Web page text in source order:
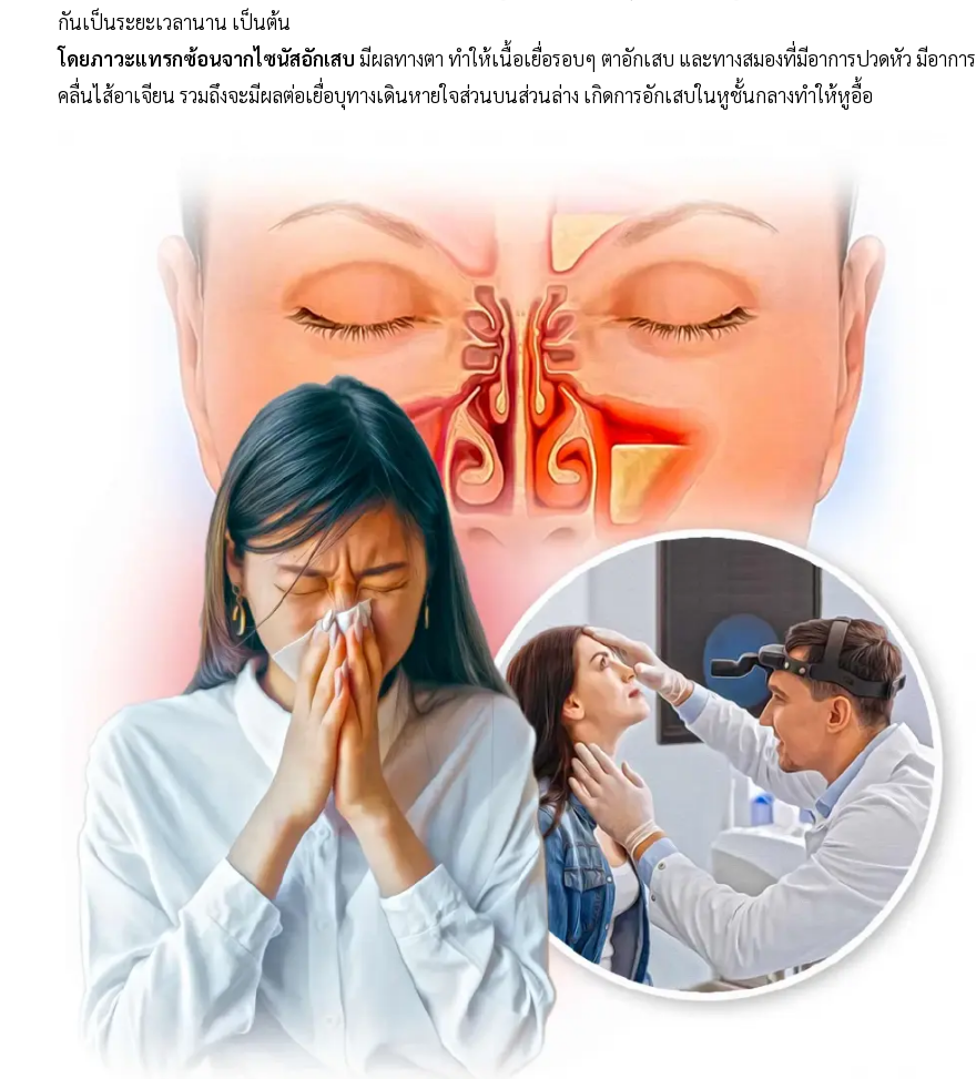
กันเป็นระยะเวลานาน เป็นต้น
โดยภาวะแทรกซ้อนจากไซนัสอักเสบ มีผลทางตา ทำให้เนื้อเยื่อรอบๆ ตาอักเสบ และทางสมองที่มีอาการปวดหัว มีอาการ
คลื่นไส้อาเจียน รวมถึงจะมีผลต่อเยื่อบุทางเดินหายใจส่วนบนส่วนล่าง เกิดการอักเสบในหูชั้นกลางทำให้หูอื้อ